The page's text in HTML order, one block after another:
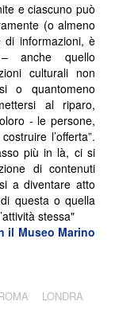
e ciascuno può
(o almeno
informazioni, è
anche quello
culturali non
o quantomeno
al riparo,
- le persone,
l’offerta”.
più in là, ci si
di contenuti
a diventare atto
questa o quella
stessa"
il Museo Marino
LONDRA